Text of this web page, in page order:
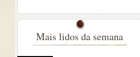
Mais lidos da semana